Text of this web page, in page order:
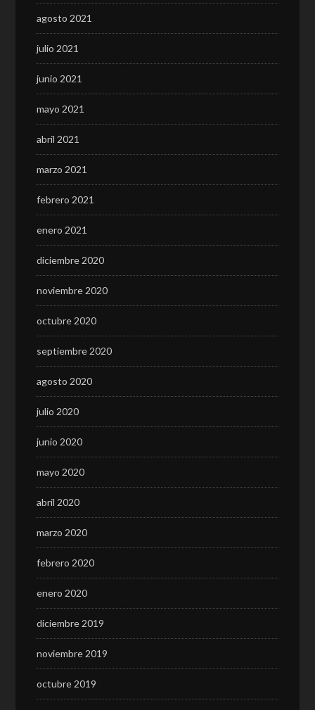
agosto 2021
julio 2021
junio 2021
mayo 2021
abril 2021
marzo 2021
febrero 2021
enero 2021
diciembre 2020
noviembre 2020
octubre 2020
septiembre 2020
agosto 2020
julio 2020
junio 2020
mayo 2020
abril 2020
marzo 2020
febrero 2020
enero 2020
diciembre 2019
noviembre 2019
octubre 2019